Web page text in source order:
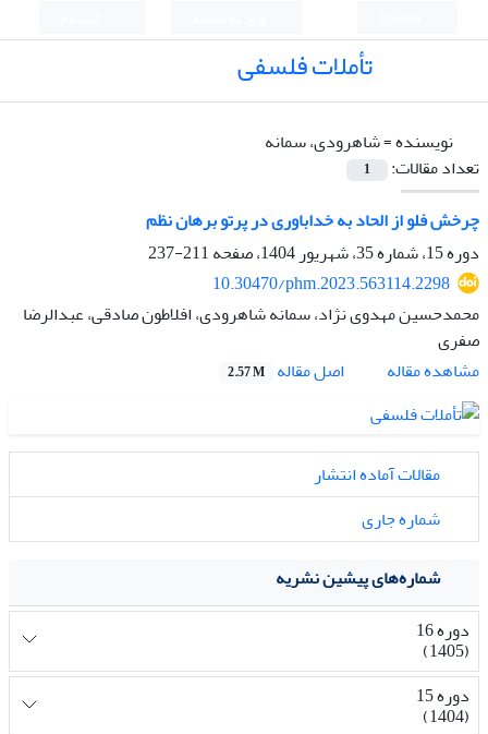
تأملات فلسفی
نویسنده =شاهرودی، سمانه
تعداد مقالات:
1
چرخش فلو از الحاد به خداباوری در پرتو برهان نظم
دوره 15، شماره 35، شهریور 1404، صفحه
211-237
10.30470/phm.2023.563114.2298
محمدحسین مهدوی نژاد، سمانه شاهرودی، افلاطون صادقی، عبدالرضا
صفری
مشاهده مقاله
اصل مقاله 2.57 M
مقالات آماده انتشار
شماره جاری
شماره‌های پیشین نشریه
دوره 16
(1405)
دوره 15
(1404)